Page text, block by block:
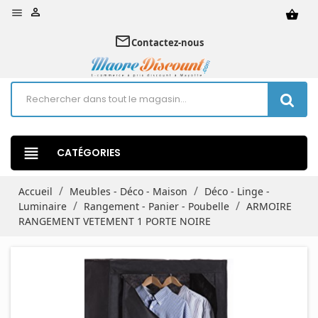
 shopping_basket

mail_outlineContactez-nous
view_headline CATÉGORIES
Accueil Meubles - Déco - Maison
Déco - Linge -
Luminaire
Rangement - Panier - Poubelle
ARMOIRE
RANGEMENT VETEMENT 1 PORTE NOIRE